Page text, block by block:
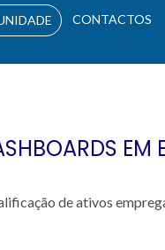
CONTACTOS
EM
de ativos